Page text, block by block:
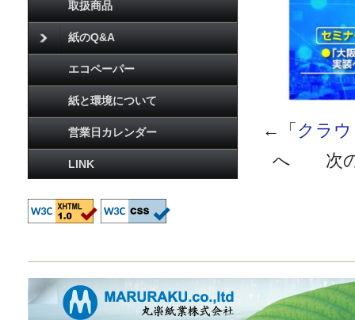
←「 クラ
へ 次の
取扱商品
紙のQ&A
エコペーパー
紙と環境について
営業日カレンダー
LINK